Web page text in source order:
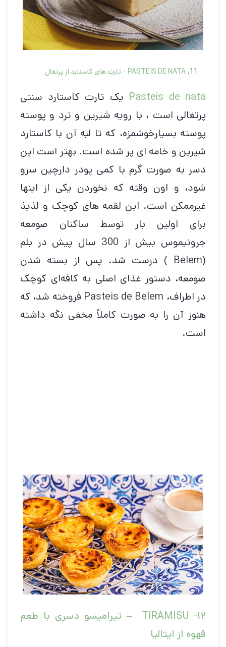
PASTEIS DE NATA– تارت های کاستارد از پرتغال
Pasteis de nata یک تارت کاستارد سنتی
پرتغالی است ، با رویه شیرین و ترد و پوسته
پوسته بسیارخوشمزه، که تا لبه آن با کاستارد
شیرین و خامه ای پر شده است. بهتر است این
دسر به صورت گرم با کمی پودر دارچین سرو
شود، و اون وقته که نخوردن یکی از اینها
غیرممکن است. این لقمه های کوچک و لذیذ
برای اولین بار توسط ساکنان صومعه
جرونیموس بیش از 300 سال پیش در بلم
(Belem ) درست شد. پس از بسته شدن
صومعه، دستور غذای اصلی به کافه‌ای کوچک
در اطراف، Pasteis de Belem فروخته شد، که
هنوز آن را به صورت کاملاً مخفی نگه داشته
است.
۱۲- TIRAMISU – تیرامیسو دسری با طعم
قهوه از ایتالیا